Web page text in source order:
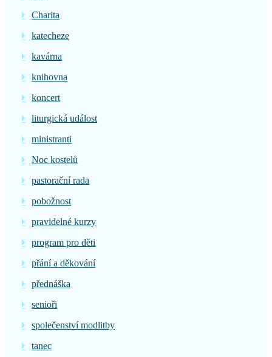
Charita
katecheze
kavárna
knihovna
koncert
liturgická událost
ministranti
Noc kostelů
pastorační rada
pobožnost
pravidelné kurzy
program pro děti
přání a děkování
přednáška
senioři
společenství modlitby
tanec